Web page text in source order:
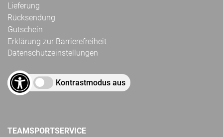
Lieferung
Rücksendung
Gutschein
Erklärung zur Barrierefreiheit
Datenschutzeinstellungen
Kontrastmodus aus
TEAMSPORTSERVICE